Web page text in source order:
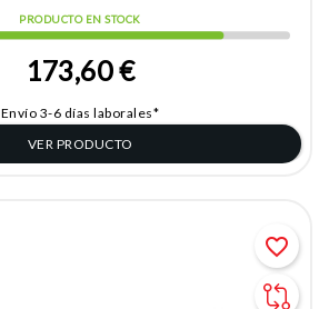
PRODUCTO EN STOCK
173,60 €
Envío 3-6 días laborales*
VER PRODUCTO
favorite_border